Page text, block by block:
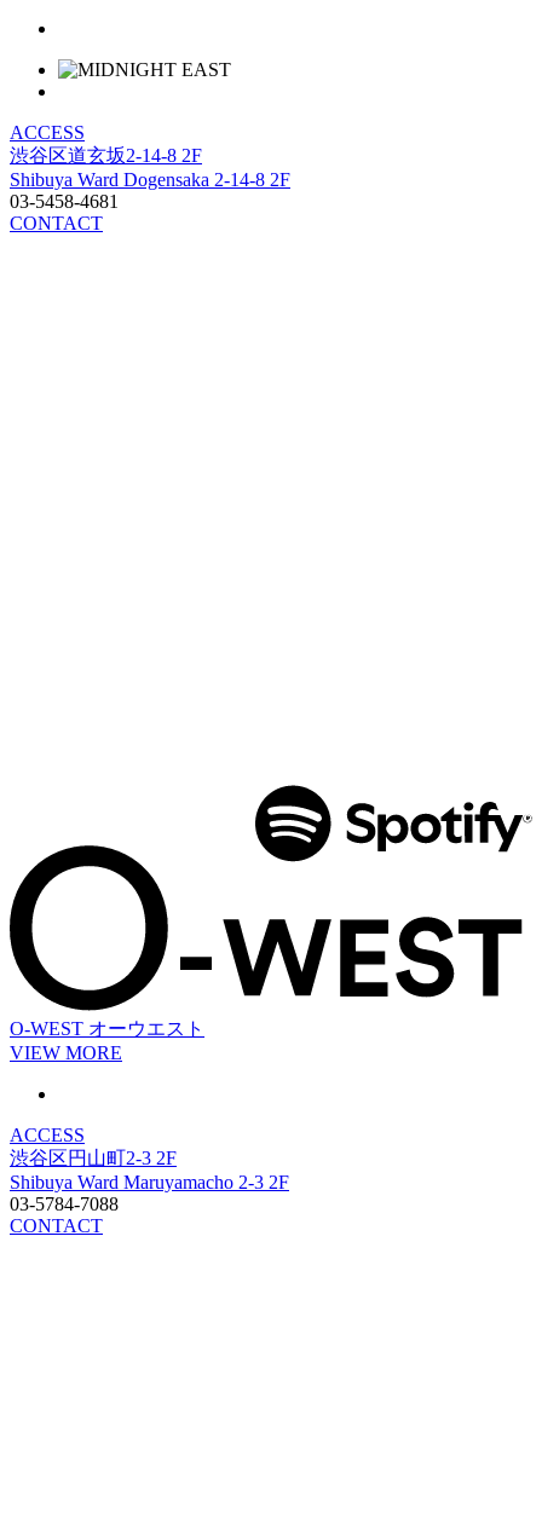
ACCESS
渋谷区道玄坂2-14-8 2F
Shibuya Ward Dogensaka 2-14-8 2F
03-5458-4681
CONTACT
O-WEST オーウエスト
VIEW MORE
ACCESS
渋谷区円山町2-3 2F
Shibuya Ward Maruyamacho 2-3 2F
03-5784-7088
CONTACT